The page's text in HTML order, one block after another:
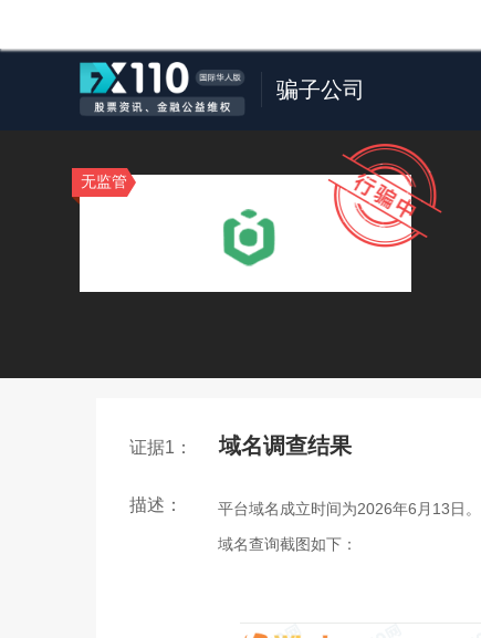
骗子公司
无监管
证据1： 域名调查结果
描述：
平台域名成立时间为2026年6月13日。
域名查询截图如下：